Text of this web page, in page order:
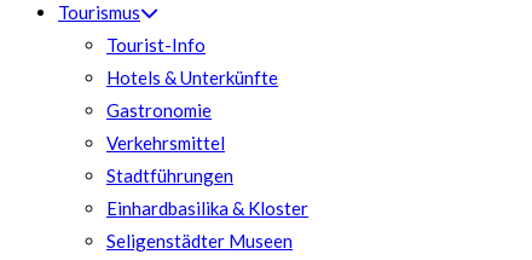
Tourismus
Tourist-Info
Hotels & Unterkünfte
Gastronomie
Verkehrsmittel
Stadtführungen
Einhardbasilika & Kloster
Seligenstädter Museen